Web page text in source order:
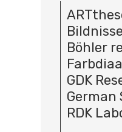
Böhler
GDK
German
RDK